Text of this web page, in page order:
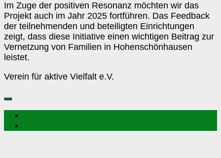
Im Zuge der positiven Resonanz möchten wir das
Projekt auch im Jahr 2025 fortführen. Das Feedback
der teilnehmenden und beteiligten Einrichtungen
zeigt, dass diese Initiative einen wichtigen Beitrag zur
Vernetzung von Familien in Hohenschönhausen
leistet.
Verein für aktive Vielfalt e.V.